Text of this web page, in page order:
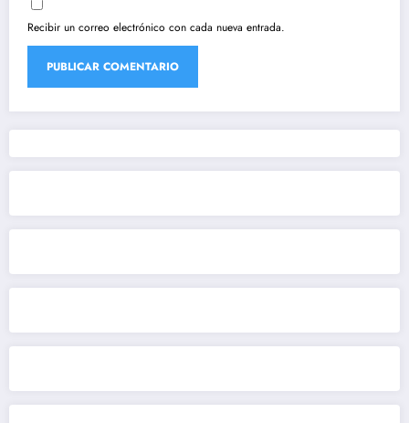
Recibir un correo electrónico con cada nueva entrada.